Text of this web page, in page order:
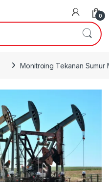
0
Monitroing Tekanan Sumur